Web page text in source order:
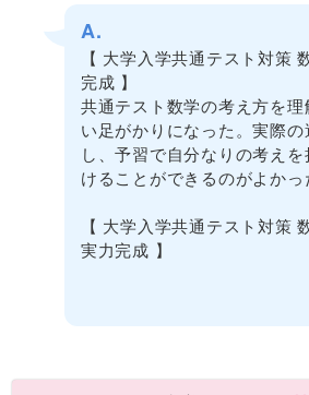
A.
【 大学入学共通テスト対策
完成 】
共通テスト数学の考え方を
い足がかりになった。実際の
し、予習で自分なりの考え
けることができるのがよかっ
【 大学入学共通テスト対策
実力完成 】